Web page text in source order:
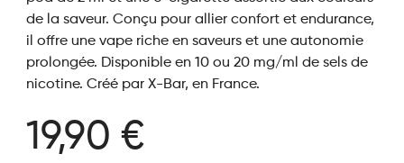
de la saveur. Conçu pour allier confort et endurance,
il offre une vape riche en saveurs et une autonomie
prolongée. Disponible en 10 ou 20 mg/ml de sels de
nicotine. Créé par X-Bar, en France.
19,90 €